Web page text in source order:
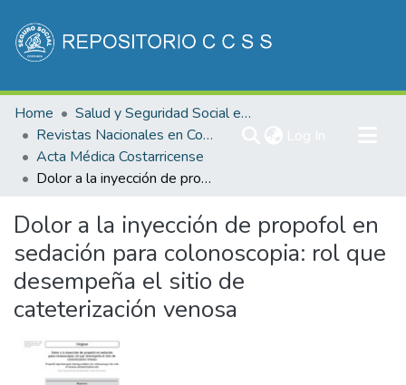
Communities & Collections
All of DSpace
Statistics
Home
Salud y Seguridad Social en Costa Rica
Revistas Nacionales en Costa Rica
Acta Médica Costarricense
Dolor a la inyección de propofol en sedación para colonoscopia: rol que desempeña el sitio de cateterización venosa
Dolor a la inyección de propofol en
sedación para colonoscopia: rol que
desempeña el sitio de
cateterización venosa